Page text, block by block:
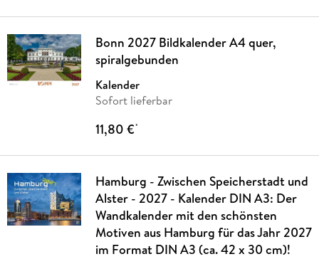
Bonn 2027 Bildkalender A4 quer,
spiralgebunden
Kalender
Sofort lieferbar
11,80 €*
Hamburg - Zwischen Speicherstadt und
Alster - 2027 - Kalender DIN A3: Der
Wandkalender mit den schönsten
Motiven aus Hamburg für das Jahr 2027
im Format DIN A3 (ca. 42 x 30 cm)!